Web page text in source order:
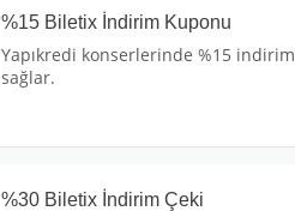
%15 Biletix İndirim Kuponu
Yapıkredi konserlerinde %15 indirim
sağlar.
%30 Biletix İndirim Çeki